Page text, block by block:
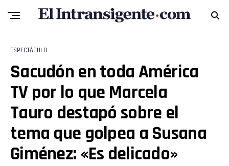
ESPECTÁCULO
Sacudón en toda América
TV por lo que Marcela
Tauro destapó sobre el
tema que golpea a Susana
Giménez: «Es delicado»